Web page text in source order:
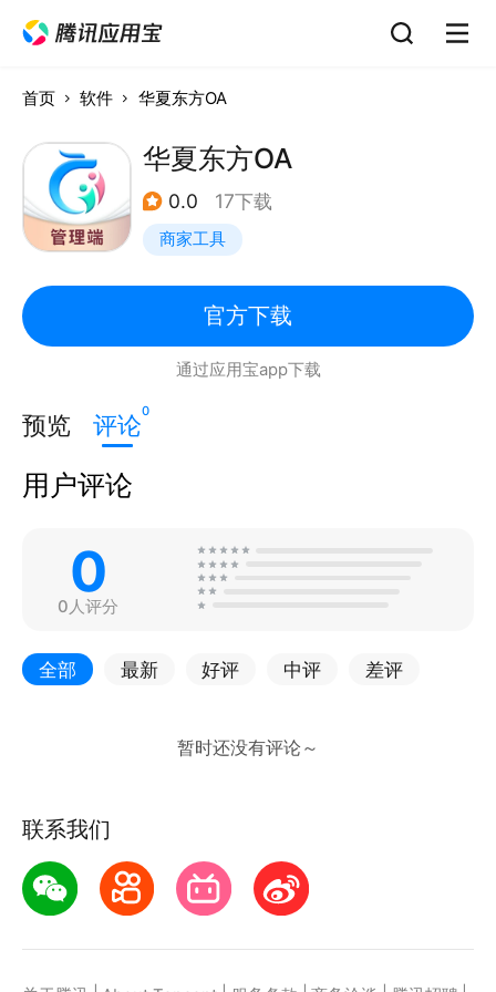
首页 软件 华夏东方OA
华夏东方OA
0.0 17下载
商家工具
官方下载
通过应用宝app下载
预览 评论0
用户评论
0
0人评分
全部 最新 好评 中评 差评
联系我们